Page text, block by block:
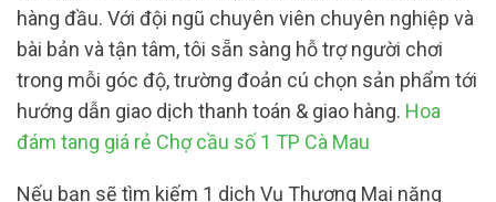
hàng đầu. Với đội ngũ chuyên viên chuyên nghiệp và
bài bản và tận tâm, tôi sẵn sàng hỗ trợ người chơi
trong mỗi góc độ, trường đoản cú chọn sản phẩm tới
hướng dẫn giao dịch thanh toán & giao hàng. Hoa
đám tang giá rẻ Chợ cầu số 1 TP Cà Mau
Nếu bạn sẽ tìm kiếm 1 dịch Vụ Thương Mại năng